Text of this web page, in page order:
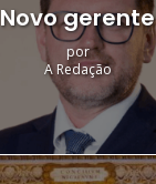
Novo gerente
por
A Redação